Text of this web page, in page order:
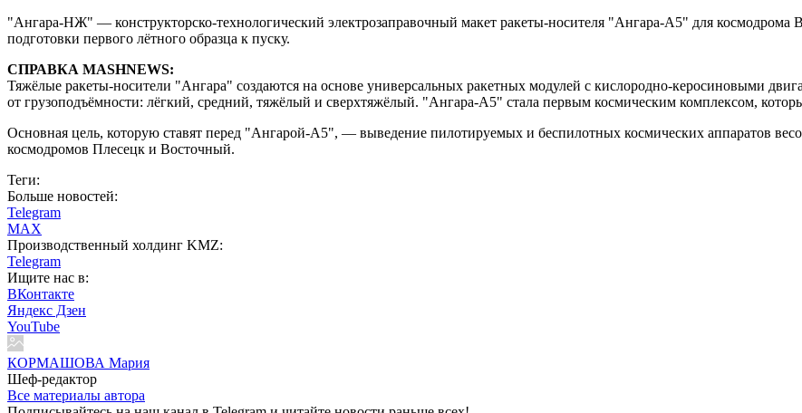
"Ангара-НЖ" — конструкторско-технологический электрозаправочный макет ракеты-носителя "Ангара-А5" для космодрома
подготовки первого лётного образца к пуску.
СПРАВКА MASHNEWS:
Тяжёлые ракеты-носители "Ангара" создаются на основе универсальных ракетных модулей с кислородно-керосиновыми
от грузоподъёмности: лёгкий, средний, тяжёлый и сверхтяжёлый. "Ангара-А5" стала первым космическим комплексом,
Основная цель, которую ставят перед "Ангарой-А5", — выведение пилотируемых и беспилотных космических аппаратов
космодромов Плесецк и Восточный.
Теги:
Больше новостей:
Telegram
MAX
Производственный холдинг KMZ:
Telegram
Ищите нас в:
ВКонтакте
Яндекс Дзен
YouTube
КОРМАШОВА Мария
Шеф-редактор
Все материалы автора